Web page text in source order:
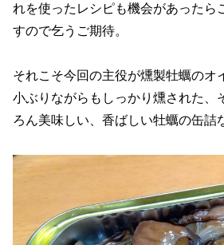
れを使ったレシピも機会があったら
すので乞うご期待。
それこそ今回の主役が燻製牡蠣のオ
小ぶりながらもしっかり燻された、
ろん美味しい、香ばしい牡蠣の缶詰